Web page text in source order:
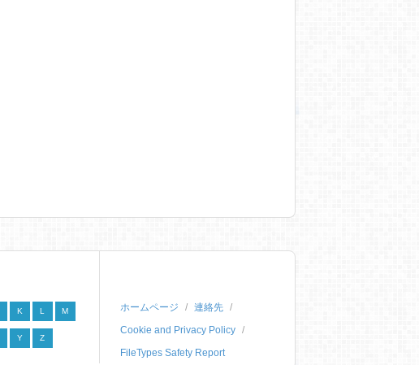
K L M
Y Z
ホームページ
連絡先
Cookie and Privacy Policy
FileTypes Safety Report